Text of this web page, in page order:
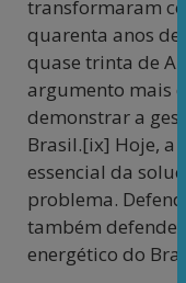
transformaram
quarenta anos de
quase trinta de
argumento mais
demonstrar a
Brasil.[ix] Hoje, a
essencial da
problema.
também
energético do